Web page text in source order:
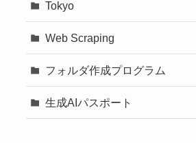
Tokyo
Web Scraping
フォルダ作成プログラム
生成AIパスポート